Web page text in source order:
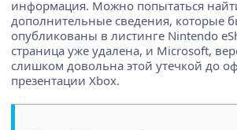
информация. Можно попытаться
дополнительные сведения, которые
опубликованы в листинге Nintendo
страница уже удалена, и Microsoft,
слишком довольна этой утечкой до
презентации Xbox.